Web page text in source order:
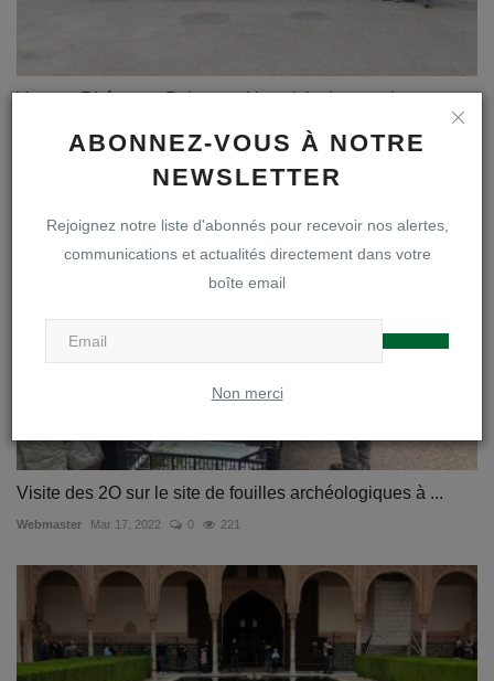
ABONNEZ-VOUS À NOTRE
NEWSLETTER
Rejoignez notre liste d'abonnés pour recevoir nos alertes,
communications et actualités directement dans votre
boîte email
Non merci
Voyage Rhétos en Pologne - Une visite impressionnante
Webmaster Avr 19, 2022 0 989
Visite des 2O sur le site de fouilles archéologiques à ...
Webmaster Mar 17, 2022 0 221